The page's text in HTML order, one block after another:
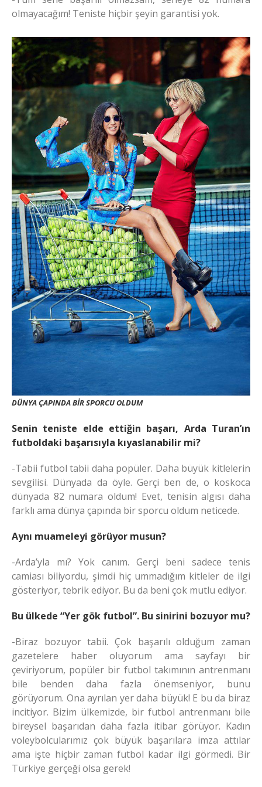
olmayacağım! Teniste hiçbir şeyin garantisi yok.
DÜNYA ÇAPINDA BİR SPORCU OLDUM
Senin teniste elde ettiğin başarı, Arda Turan’ın
futboldaki başarısıyla kıyaslanabilir mi?
-Tabii futbol tabii daha popüler. Daha büyük kitlelerin
sevgilisi. Dünyada da öyle. Gerçi ben de, o koskoca
dünyada 82 numara oldum! Evet, tenisin algısı daha
farklı ama dünya çapında bir sporcu oldum neticede.
Aynı muameleyi görüyor musun?
-Arda’yla mı? Yok canım. Gerçi beni sadece tenis
camiası biliyordu, şimdi hiç ummadığım kitleler de ilgi
gösteriyor, tebrik ediyor. Bu da beni çok mutlu ediyor.
Bu ülkede “Yer gök futbol”. Bu sinirini bozuyor mu?
-Biraz bozuyor tabii. Çok başarılı olduğum zaman
gazetelere haber oluyorum ama sayfayı bir
çeviriyorum, popüler bir futbol takımının antrenmanı
bile benden daha fazla önemseniyor, bunu
görüyorum. Ona ayrılan yer daha büyük! E bu da biraz
incitiyor. Bizim ülkemizde, bir futbol antrenmanı bile
bireysel başarıdan daha fazla itibar görüyor. Kadın
voleybolcularımız çok büyük başarılara imza attılar
ama işte hiçbir zaman futbol kadar ilgi görmedi. Bir
Türkiye gerçeği olsa gerek!